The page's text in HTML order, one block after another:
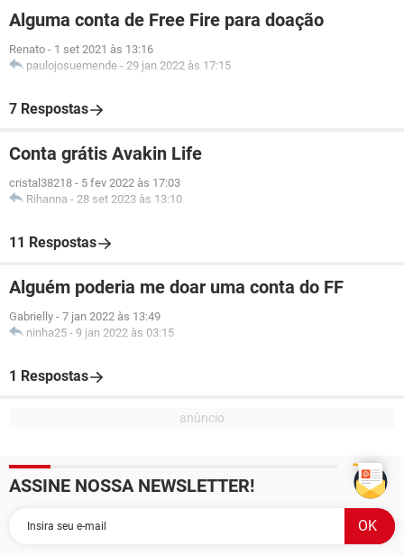
Alguma conta de Free Fire para doação
Renato - 1 set 2021 às 13:16
paulojosuemende - 29 jan 2022 às 17:15
7 Respostas
Conta grátis Avakin Life
cristal38218 - 5 fev 2022 às 17:03
Rihanna - 28 set 2023 às 13:10
11 Respostas
Alguém poderia me doar uma conta do FF
Gabrielly - 7 jan 2022 às 13:49
ninha25 - 9 jan 2022 às 03:15
1 Respostas
ASSINE NOSSA NEWSLETTER!